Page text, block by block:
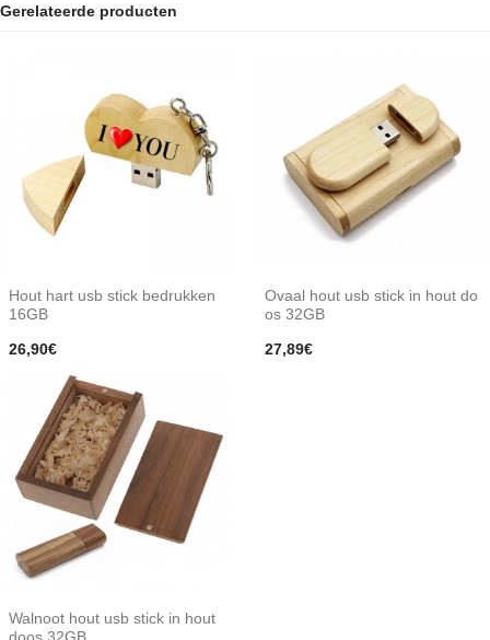
Gerelateerde producten
Hout hart usb stick bedrukken
16GB
26,90€
Ovaal hout usb stick in hout do
os 32GB
27,89€
Walnoot hout usb stick in hout